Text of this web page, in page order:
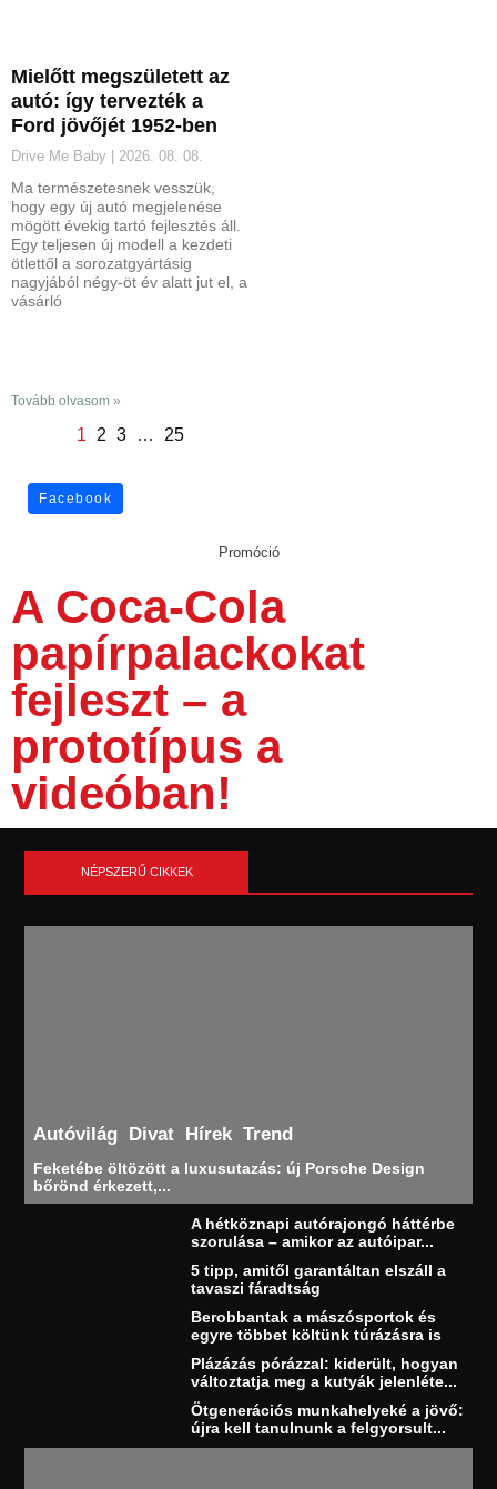
Mielőtt megszületett az
autó: így tervezték a
Ford jövőjét 1952-ben
Drive Me Baby 2026. 08. 08.
Ma természetesnek vesszük,
hogy egy új autó megjelenése
mögött évekig tartó fejlesztés áll.
Egy teljesen új modell a kezdeti
ötlettől a sorozatgyártásig
nagyjából négy-öt év alatt jut el, a
vásárló
Tovább olvasom »
1 2 3 … 25
Facebook
Promóció
A Coca-Cola
papírpalackokat
fejleszt – a
prototípus a
videóban!
NÉPSZERŰ CIKKEK
Autóvilág Divat Hírek Trend
Feketébe öltözött a luxusutazás: új Porsche Design
bőrönd érkezett,...
A hétköznapi autórajongó háttérbe
szorulása – amikor az autóipar...
5 tipp, amitől garantáltan elszáll a
tavaszi fáradtság
Berobbantak a mászósportok és
egyre többet költünk túrázásra is
Plázázás pórázzal: kiderült, hogyan
változtatja meg a kutyák jelenléte...
Ötgenerációs munkahelyeké a jövő:
újra kell tanulnunk a felgyorsult...